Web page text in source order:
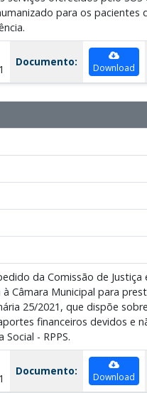
para os pacientes
Documento: Download
da Comissão de Justiça
Câmara Municipal para
25/2021, que dispõe
financeiros devidos e
- RPPS.
Documento: Download